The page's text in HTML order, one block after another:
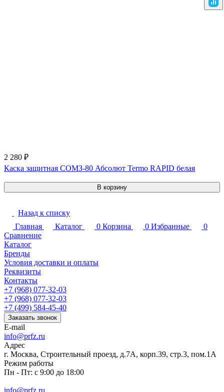
2 280 ₽
Каска защитная СОМЗ-80 Абсолют Termo RAPID белая
В корзину
Назад к списку
Главная
Каталог 0 Корзина 0 Избранные
0
Сравнение
Каталог
Бренды
Условия доставки и оплаты
Реквизиты
Контакты
+7 (968) 077-32-03
+7 (968) 077-32-03
+7 (499) 584-45-40
Заказать звонок
E-mail
info@prfz.ru
Адрес
г. Москва, Строительный проезд, д.7А, корп.39, стр.3, пом.1А
Режим работы
Пн - Пт: с 9:00 до 18:00